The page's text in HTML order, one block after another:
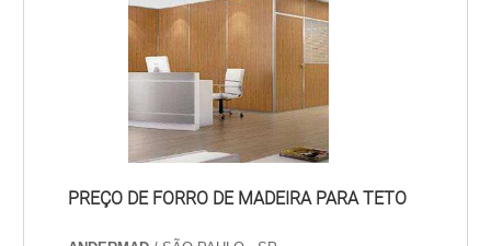
PREÇO DE FORRO DE MADEIRA PARA TETO